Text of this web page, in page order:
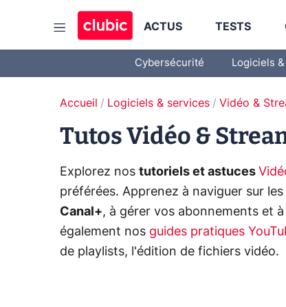
ACTUS TESTS
Cybersécurité Logiciels
Accueil Logiciels & services Vidéo &
Tutos Vidéo &
Explorez nos tutoriels et astuces
préférées. Apprenez à naviguer sur
Canal+, à gérer vos abonnements et
également nos guides pratiques
de playlists, l'édition de fichiers vidéo.